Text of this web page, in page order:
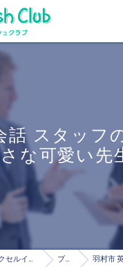
話 スタッ
な可愛い先
羽村市の英会話はエクセルイングリッシュクラブ ブログ 羽村市 英会